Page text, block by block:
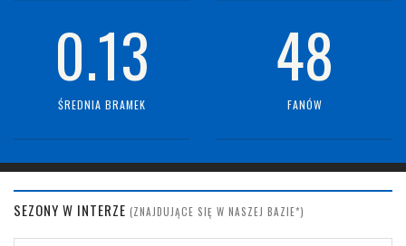
0.13
ŚREDNIA BRAMEK
48
FANÓW
SEZONY W INTERZE (ZNAJDUJĄCE SIĘ W NASZEJ BAZIE*)